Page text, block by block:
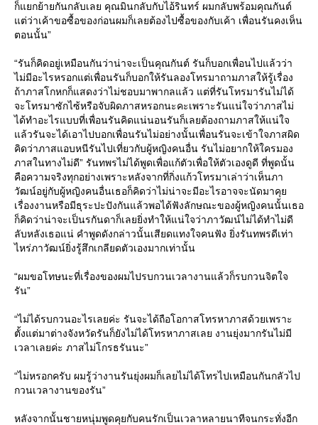
ก็แยกย้ายกันกลับเลย คุณมินกลับกับไอ้รินทร์ ผมกลับพร้อมคุณกันต์
แต่ว่าเค้าขอซื้อของก่อนผมก็เลยต้องไปซื้อของกับเค้า เพื่อนรันคงเห็น
ตอนนั้น”
“รันก็คิดอยู่เหมือนกันว่าน่าจะเป็นคุณกันต์ รันก็บอกเพื่อนไปแล้วว่า
ไม่มีอะไรหรอกแต่เพื่อนรันก็บอกให้รันลองโทรมาถามภาสให้รู้เรื่อง
ถ้าภาสโกหกก็แสดงว่าไม่ชอบมาพากลแล้ว แต่ที่รันโทรมารันไม่ได้
จะโทรมาซักไซ้หรือจับผิดภาสหรอกนะคะเพราะรันแน่ใจว่าภาสไม่
ได้ทำอะไรแบบที่เพื่อนรันคิดแน่นอนรันก็เลยต้องถามภาสให้แน่ใจ
แล้วรันจะได้เอาไปบอกเพื่อนรันไม่อย่างนั้นเพื่อนรันจะเข้าใจภาสผิด
คิดว่าภาสแอบหนีรันไปเที่ยวกับผู้หญิงคนอื่น รันไม่อยากให้ใครมอง
ภาสในทางไม่ดี” รันทพรไม่ได้พูดเพื่อแก้ตัวเพื่อให้ตัวเองดูดี ที่พูดนั้น
คือความจริงทุกอย่างเพราะหลังจากที่กิ่งแก้วโทรมาเล่าว่าเห็นภา
วัฒน์อยู่กับผู้หญิงคนอื่นเธอก็คิดว่าไม่น่าจะมีอะไรอาจจะนัดมาคุย
เรื่องงานหรือมีธุระปะปังกันแล้วพอได้ฟังลักษณะของผู้หญิงคนนั้นเธอ
ก็คิดว่าน่าจะเป็นรกันดาก็เลยยิ่งทำให้แน่ใจว่าภาวัฒน์ไม่ได้ทำไม่ดี
ลับหลังเธอแน่ คำพูดดังกล่าวนั้นเสียดแทงใจคนฟัง ยิ่งรันทพรดีเท่า
ไหร่ภาวัฒน์ยิ่งรู้สึกเกลียดตัวเองมากเท่านั้น
“ผมขอโทษนะที่เรื่องของผมไปรบกวนเวลางานแล้วก็รบกวนจิตใจ
รัน”
“ไม่ได้รบกวนอะไรเลยค่ะ รันจะได้ถือโอกาสโทรหาภาสด้วยเพราะ
ตั้งแต่มาต่างจังหวัดรันก็ยังไม่ได้โทรหาภาสเลย งานยุ่งมากรันไม่มี
เวลาเลยค่ะ ภาสไม่โกรธรันนะ”
“ไม่หรอกครับ ผมรู้ว่างานรันยุ่งผมก็เลยไม่ได้โทรไปเหมือนกันกลัวไป
กวนเวลางานของรัน”
หลังจากนั้นชายหนุ่มพูดคุยกับคนรักเป็นเวลาหลายนาทีจนกระทั่งอีก